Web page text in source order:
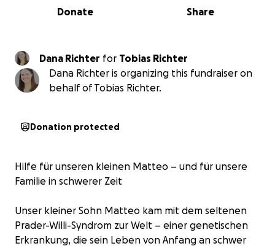
0% complete
Share
Donate
Dana Richter for
Tobias Richter
Dana Richter is organizing this fundraiser on
behalf of Tobias Richter.
Donation protected
Hilfe für unseren kleinen Matteo – und für unsere
Familie in schwerer Zeit
Unser kleiner Sohn Matteo kam mit dem seltenen
Prader-Willi-Syndrom zur Welt – einer genetischen
Erkrankung, die sein Leben von Anfang an schwer